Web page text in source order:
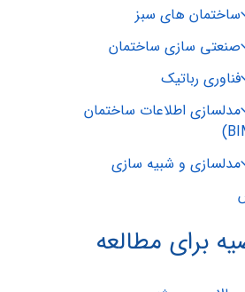
ساختمان های سبز
صنعتی سازی ساختمان
فناوری رباتیک
مدلسازی اطلاعات ساختمان
مدلسازی و شبیه سازی
برای مطالعه